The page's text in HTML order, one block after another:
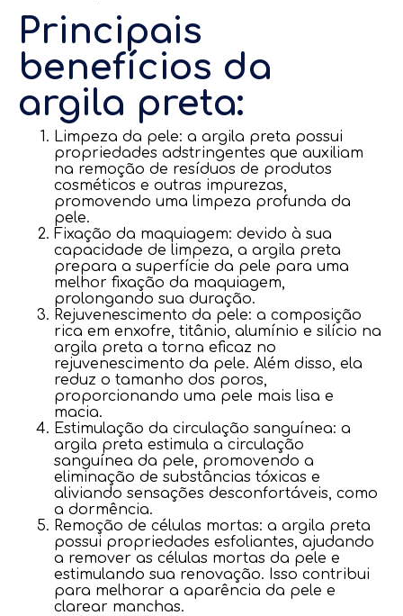
Principais
benefícios da
argila preta:
Limpeza da pele: a argila preta possui
propriedades adstringentes que auxiliam
na remoção de resíduos de produtos
cosméticos e outras impurezas,
promovendo uma limpeza profunda da
pele.
Fixação da maquiagem: devido à sua
capacidade de limpeza, a argila preta
prepara a superfície da pele para uma
melhor fixação da maquiagem,
prolongando sua duração.
Rejuvenescimento da pele: a composição
rica em enxofre, titânio, alumínio e silício na
argila preta a torna eficaz no
rejuvenescimento da pele. Além disso, ela
reduz o tamanho dos poros,
proporcionando uma pele mais lisa e
macia.
Estimulação da circulação sanguínea: a
argila preta estimula a circulação
sanguínea da pele, promovendo a
eliminação de substâncias tóxicas e
aliviando sensações desconfortáveis, como
a dormência.
Remoção de células mortas: a argila preta
possui propriedades esfoliantes, ajudando
a remover as células mortas da pele e
estimulando sua renovação. Isso contribui
para melhorar a aparência da pele e
clarear manchas.